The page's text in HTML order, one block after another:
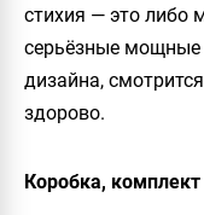
стихия — это либо
серьёзные мощные
дизайна,
здорово.
Коробка,